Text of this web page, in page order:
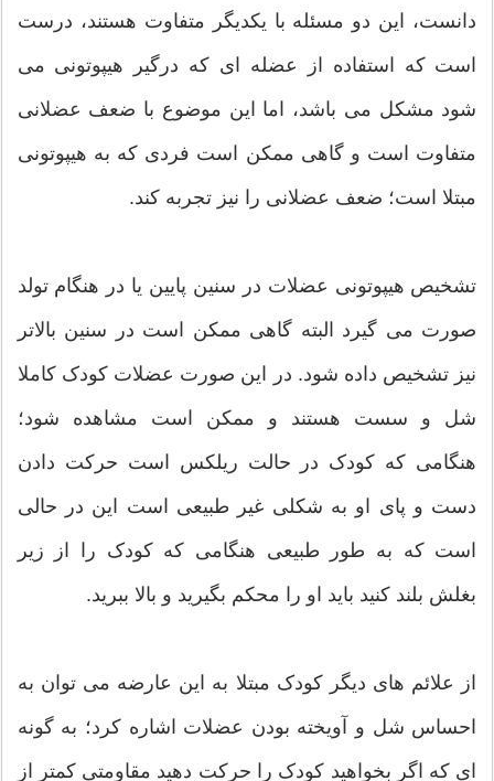
دانست، این دو مسئله با یکدیگر متفاوت هستند، درست
است که استفاده از عضله ای که درگیر هیپوتونی می
شود مشکل می باشد، اما این موضوع با ضعف عضلانی
متفاوت است و گاهی ممکن است فردی که به هیپوتونی
مبتلا است؛ ضعف عضلانی را نیز تجربه کند.
تشخیص هیپوتونی عضلات در سنین پایین یا در هنگام تولد
صورت می گیرد البته گاهی ممکن است در سنین بالاتر
نیز تشخیص داده شود. در این صورت عضلات کودک کاملا
شل و سست هستند و ممکن است مشاهده شود؛
هنگامی که کودک در حالت ریلکس است حرکت دادن
دست و پای او به شکلی غیر طبیعی است این در حالی
است که به طور طبیعی هنگامی که کودک را از زیر
بغلش بلند کنید باید او را محکم بگیرید و بالا ببرید.
از علائم های دیگر کودک مبتلا به این عارضه می توان به
احساس شل و آویخته بودن عضلات اشاره کرد؛ به گونه
ای که اگر بخواهید کودک را حرکت دهید مقاومتی کمتر از